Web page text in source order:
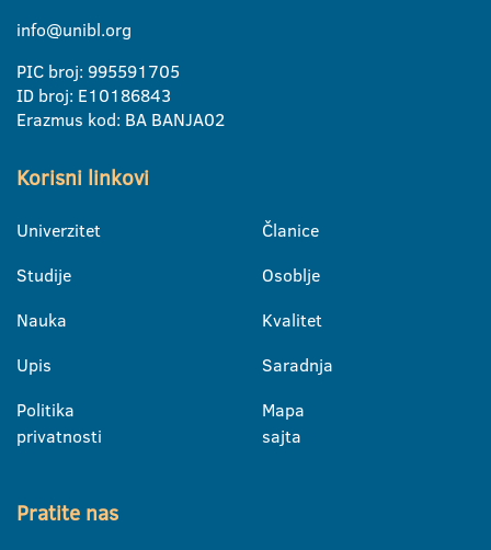
info@unibl.org
PIC broj: 995591705
ID broj: E10186843
Erazmus kod: BA BANJA02
Korisni linkovi
Univerzitet
Studije
Nauka
Upis
Politika
privatnosti
Članice
Osoblje
Kvalitet
Saradnja
Mapa
sajta
Pratite nas